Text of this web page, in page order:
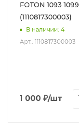
FOTON 1093 1099
(1110817300003)
В наличии: 4
Арт.: 1110817300003
1 000 ₽/шт